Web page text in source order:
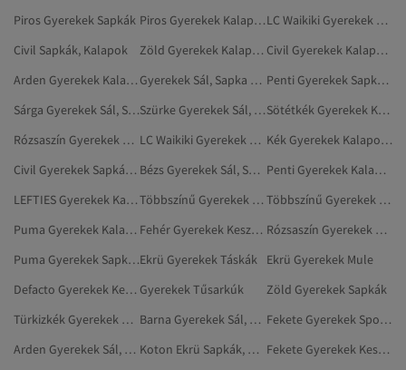
Piros Gyerekek Sapkák
Piros Gyerekek Kalapok, Sapkák És Kesztyűk
LC Waikiki Gyerekek Sapkák, Kalapok
Civil Sapkák, Kalapok
Zöld Gyerekek Kalapok, Sapkák És Kesztyűk
Civil Gyerekek Kalapok, Sapkák És Kesztyűk
Arden Gyerekek Kalapok, Sapkák És Kesztyűk
Gyerekek Sál, Sapka És Kesztyű Szett
Penti Gyerekek Sapkák, Kalapok
Sárga Gyerekek Sál, Sapka És Kesztyű Szett
Szürke Gyerekek Sál, Sapka És Kesztyű Szett
Sötétkék Gyerekek Kalapok, Sapkák És Kesztyűk
Rózsaszín Gyerekek Sapkák, Kalapok
LC Waikiki Gyerekek Kalapok, Sapkák És Kesztyűk
Kék Gyerekek Kalapok, Sapkák És Kesztyűk
Civil Gyerekek Sapkák, Kalapok
Bézs Gyerekek Sál, Sapka És Kesztyű Szett
Penti Gyerekek Kalapok, Sapkák És Kesztyűk
LEFTIES Gyerekek Kalapok, Sapkák És Kesztyűk
Többszínű Gyerekek Kalapok, Sapkák És Kesztyűk
Többszínű Gyerekek Sapkák
Puma Gyerekek Kalapok, Sapkák És Kesztyűk
Fehér Gyerekek Kesztyű
Rózsaszín Gyerekek Kalapok, Sapkák És Kesztyűk
Puma Gyerekek Sapkák, KalapokEkrü Gyerekek Táskák
Ekrü Gyerekek Mule
Defacto Gyerekek Kesztyű Gyerekek Tűsarkúk
Zöld Gyerekek Sapkák
Türkizkék Gyerekek Kalapok, Sapkák És Kesztyűk
Barna Gyerekek Sál, Sapka És Kesztyű Szett
Fekete Gyerekek Sportsapkák
Arden Gyerekek Sál, Sapka És Kesztyű Szett
Koton Ekrü Sapkák, Kalapok
Fekete Gyerekek Kesztyű